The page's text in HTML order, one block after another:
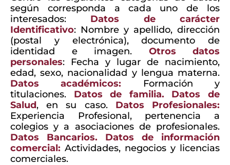
según corresponda a cada uno de los
interesados: Datos de carácter
Identificativo: Nombre y apellido, dirección
(postal y electrónica), documento de
identidad e imagen. Otros datos
personales: Fecha y lugar de nacimiento,
edad, sexo, nacionalidad y lengua materna.
Datos académicos: Formación y
titulaciones. Datos de familia. Datos de
Salud, en su caso. Datos Profesionales:
Experiencia Profesional, pertenencia a
colegios y a asociaciones de profesionales.
Datos Bancarios. Datos de información
comercial: Actividades, negocios y licencias
comerciales.